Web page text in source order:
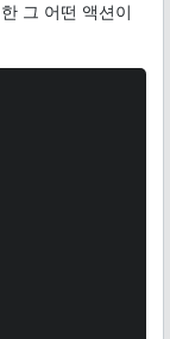
그 어떤 액션이